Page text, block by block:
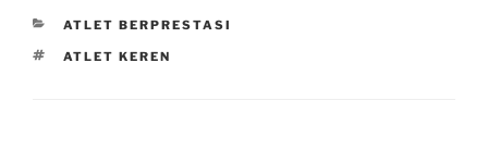
CATEGORIES
ATLET BERPRESTASI
TAGS
ATLET KEREN